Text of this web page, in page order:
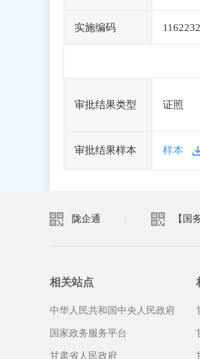
实施编码
审批结果类型 证照
审批结果样本 样本
陇企通 【国
相关站点
中华人民共和国中央人民政府
国家政务服务平台
甘肃省人民政府